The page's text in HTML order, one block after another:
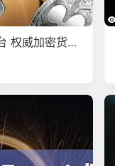
权威加密货币